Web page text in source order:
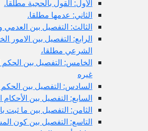
الأول: القول بالحجية مطلقا.
الثاني: عدمها مطلقا.
الثالث: التفصيل بين العدمي
الرابع: التفصيل بين الامور
الشرعي مطلقا،
الخامس: التفصيل بين
غيره
السادس: التفصيل بين
السابع: التفصيل بين الأحكام
الثامن: التفصيل بين ما ثبت
التاسع: التفصيل بين كون